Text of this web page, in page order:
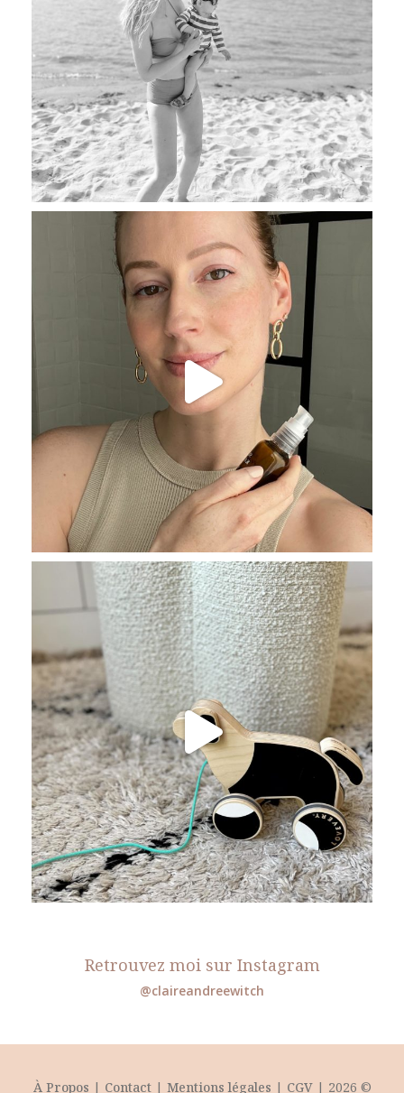
Retrouvez moi sur Instagram
@claireandreewitch
À Propos | Contact | Mentions légales | CGV| 2026 ©